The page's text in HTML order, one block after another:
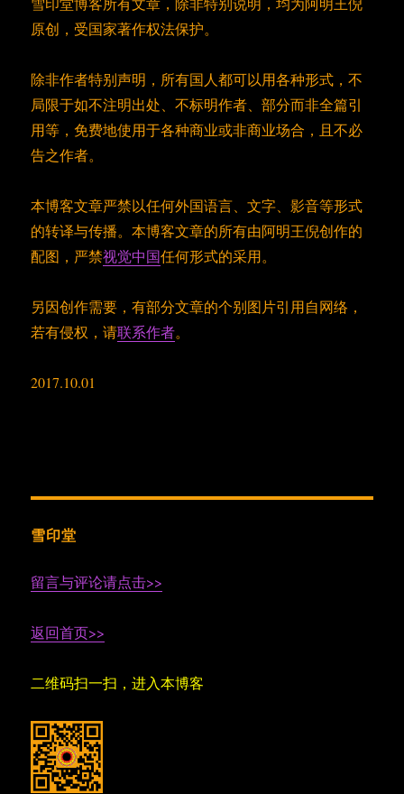
原创，受国家著作权法保护。
除非作者特别声明，所有国人都可以用各种形式，不
局限于如不注明出处、不标明作者、部分而非全篇引
用等，免费地使用于各种商业或非商业场合，且不必
告之作者。
本博客文章严禁以任何外国语言、文字、影音等形式
的转译与传播。本博客文章的所有由阿明王倪创作的
配图，严禁视觉中国任何形式的采用。
另因创作需要，有部分文章的个别图片引用自网络，
若有侵权，请联系作者。
2017.10.01
雪印堂
留言与评论请点击>>
返回首页>>
二维码扫一扫，进入本博客